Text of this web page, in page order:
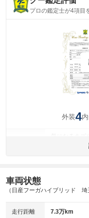
プロの鑑定士が4項目
外装4
コミが残って
(内装状態)
機関 主要機関に不
修復歴 詳細は鑑定書
車両状態
（日産フーガハイブリッド 埼
走行距離 7.3万km